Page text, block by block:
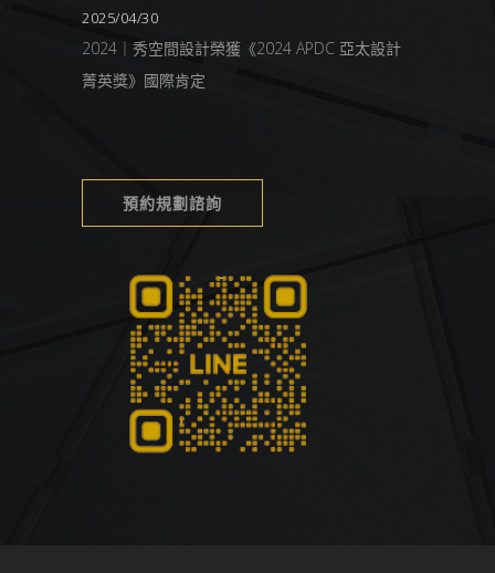
2025/04/30
2024｜秀空間設計榮獲《2024 APDC 亞太設計
菁英獎》國際肯定
預約規劃諮詢